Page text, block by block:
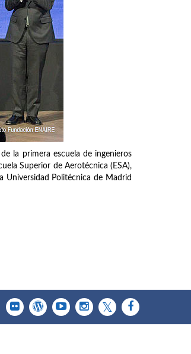
la primera escuela de ingenieros
Superior de Aerotécnica (ESA),
Universidad Politécnica de Madrid